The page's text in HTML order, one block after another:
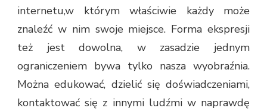
internetu,w którym właściwie każdy może
znaleźć w nim swoje miejsce. Forma ekspresji
też jest dowolna, w zasadzie jednym
ograniczeniem bywa tylko nasza wyobraźnia.
Można edukować, dzielić się doświadczeniami,
kontaktować się z innymi ludźmi w naprawdę